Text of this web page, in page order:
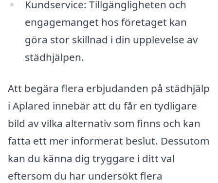
Kundservice: Tillgängligheten och
engagemanget hos företaget kan
göra stor skillnad i din upplevelse av
städhjälpen.
Att begära flera erbjudanden på städhjälp
i Aplared innebär att du får en tydligare
bild av vilka alternativ som finns och kan
fatta ett mer informerat beslut. Dessutom
kan du känna dig tryggare i ditt val
eftersom du har undersökt flera